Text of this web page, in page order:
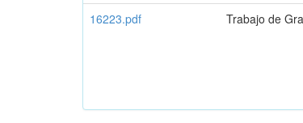
16223.pdf
Trabajo de